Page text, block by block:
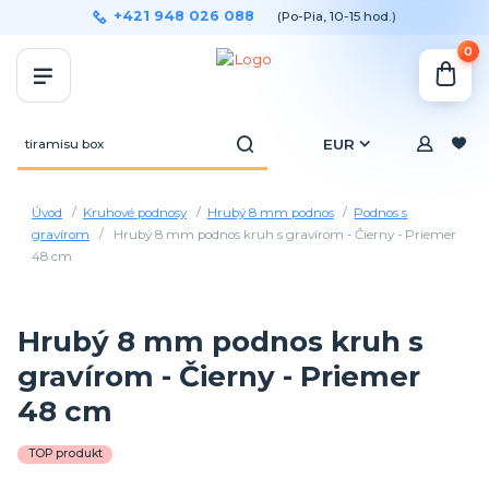
EUR
+421 948 026 088 (Po-Pia, 10-15 hod.)
0
Úvod Kruhové podnosy Hrubý 8 mm podnos
Podnos s
gravírom
Hrubý 8 mm podnos kruh s gravírom - Čierny - Priemer
48 cm
Hrubý 8 mm podnos kruh s
gravírom - Čierny - Priemer
48 cm
TOP produkt